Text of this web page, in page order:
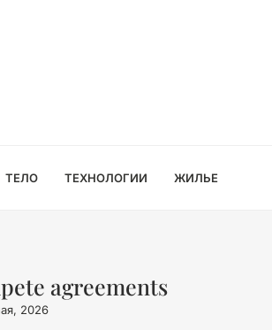
ТЕЛО ТЕХНОЛОГИИ ЖИЛЬЕ
agreements
2026